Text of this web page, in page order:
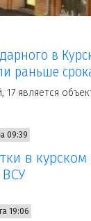
в
раньше
является
09:39
в
19:06